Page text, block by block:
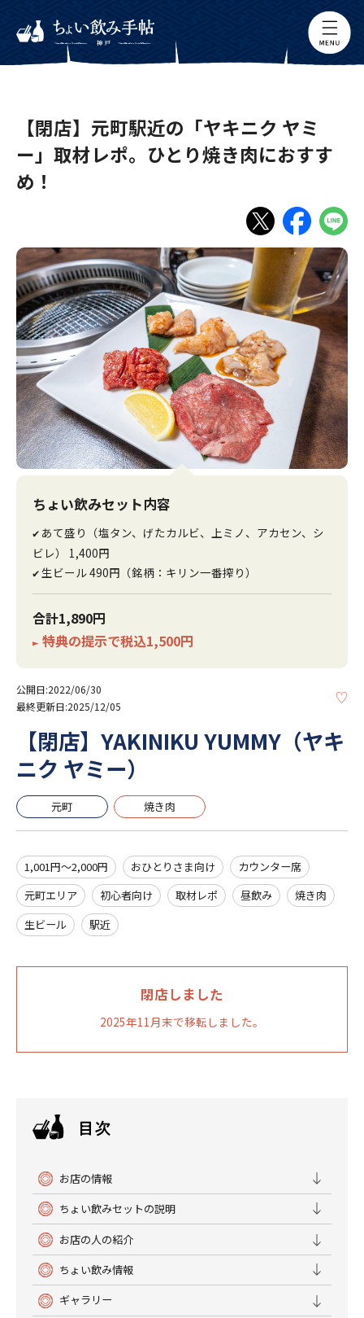
【閉店】元町駅近の「ヤキニク ヤミ
ー」取材レポ。ひとり焼き肉におすす
め！
ちょい飲みセット内容
✔ あて盛り（塩タン、げたカルビ、上ミノ、アカセン、シ
ビレ） 1,400円
✔生ビール 490円（銘柄：キリン一番搾り）
合計1,890円
► 特典の提示で税込1,500円
公開日:2022/06/30
最終更新日:2025/12/05
【閉店】YAKINIKU YUMMY（ヤキ
ニク ヤミー）
元町 焼き肉
1,001円～2,000円 おひとりさま向け
カウンター席
元町エリア
初心者向け 取材レポ 昼飲み
焼き肉
生ビール
駅近
閉店しました
2025年11月末で移転しました。
お店の情報
ちょい飲みセットの説明
お店の人の紹介
ちょい飲み情報
ギャラリー